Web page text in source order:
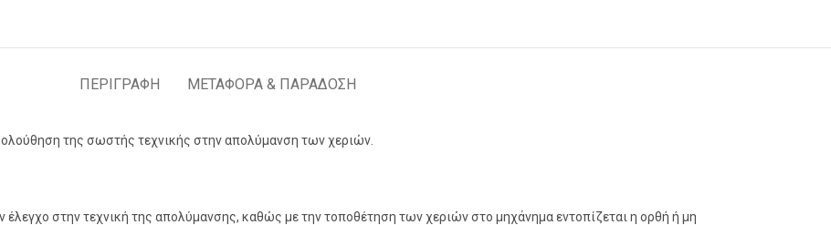
ΠΕΡΙΓΡΑΦΉ ΜΕΤΑΦΟΡΆ & ΠΑΡΆΔΟΣΗ
της σωστής τεχνικής στην απολύμανση των χεριών.
έλεγχο στην τεχνική της απολύμανσης, καθώς με την τοποθέτηση των χεριών στο μηχάνημα εντοπίζεται η ορθή ή μη